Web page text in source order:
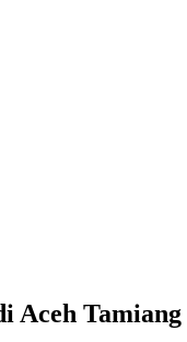
Aceh Tamiang